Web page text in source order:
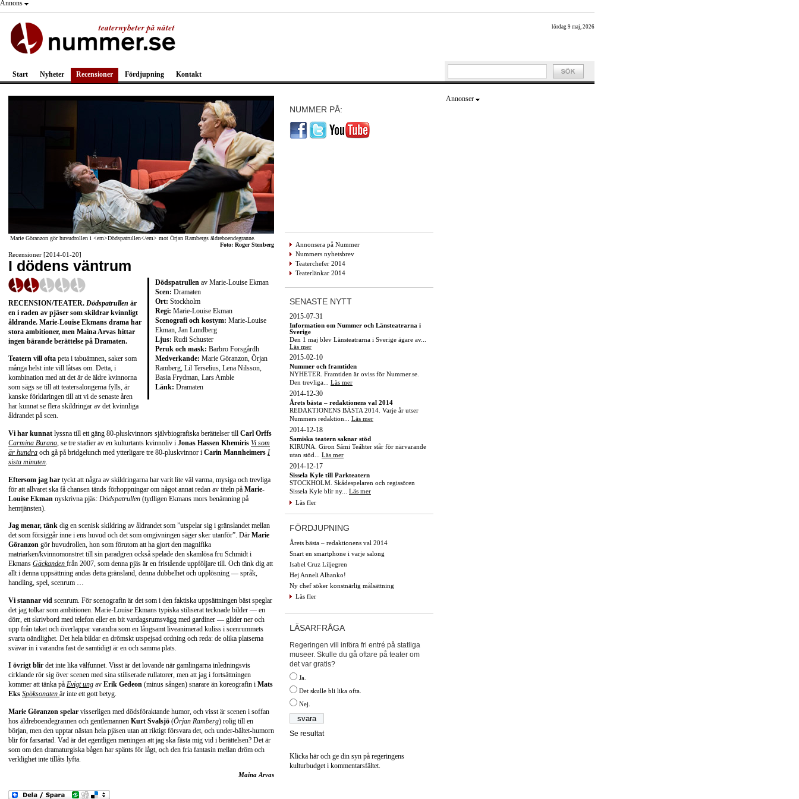
Annons
lördag 9 maj, 2026
Start Nyheter Recensioner Fördjupning Kontakt
Marie Göranzon gör huvudrollen i <em>Dödspatrullen</em> mot Örjan Rambergs äldreboendegranne.
Foto: Roger Stenberg
Recensioner [2014-01-20]
I dödens väntrum
Dödspatrullen av Marie-Louise Ekman
Scen: Dramaten
Ort: Stockholm
Regi: Marie-Louise Ekman
Scenografi och kostym: Marie-Louise
Ekman, Jan Lundberg
Ljus: Rudi Schuster
Peruk och mask: Barbro Forsgårdh
Medverkande: Marie Göranzon, Örjan
Ramberg, Lil Terselius, Lena Nilsson,
Basia Frydman, Lars Amble
Länk: Dramaten
RECENSION/TEATER. Dödspatrullen är
en i raden av pjäser som skildrar kvinnligt
åldrande. Marie-Louise Ekmans drama har
stora ambitioner, men Maina Arvas hittar
ingen bärande berättelse på Dramaten.
Teatern vill ofta peta i tabuämnen, saker som
många helst inte vill låtsas om. Detta, i
kombination med att det är de äldre kvinnorna
som sägs se till att teatersalongerna fylls, är
kanske förklaringen till att vi de senaste åren
har kunnat se flera skildringar av det kvinnliga
åldrandet på scen.
Vi har kunnat lyssna till ett gäng 80-pluskvinnors självbiografiska berättelser till Carl Orffs
Carmina Burana, se tre stadier av en kulturtants kvinnoliv i Jonas Hassen Khemiris Vi som
är hundra och gå på bridgelunch med ytterligare tre 80-pluskvinnor i Carin Mannheimers I
sista minuten.
Eftersom jag har tyckt att några av skildringarna har varit lite väl varma, mysiga och trevliga
för att allvaret ska få chansen tänds förhoppningar om något annat redan av titeln på Marie-
Louise Ekman nyskrivna pjäs: Dödspatrullen (tydligen Ekmans mors benämning på
hemtjänsten).
Jag menar, tänk dig en scenisk skildring av åldrandet som ”utspelar sig i gränslandet mellan
det som försiggår inne i ens huvud och det som omgivningen säger sker utanför”. Där Marie
Göranzon gör huvudrollen, hon som förutom att ha gjort den magnifika
matriarken/kvinnomonstret till sin paradgren också spelade den skamlösa fru Schmidt i
Ekmans Gäckanden från 2007, som denna pjäs är en fristående uppföljare till. Och tänk dig att
allt i denna uppsättning andas detta gränsland, denna dubbelhet och upplösning — språk,
handling, spel, scenrum …
Vi stannar vid scenrum. För scenografin är det som i den faktiska uppsättningen bäst speglar
det jag tolkar som ambitionen. Marie-Louise Ekmans typiska stiliserat tecknade bilder — en
dörr, ett skrivbord med telefon eller en bit vardagsrumsvägg med gardiner — glider ner och
upp från taket och överlappar varandra som en långsamt liveanimerad kuliss i scenrummets
svarta oändlighet. Det hela bildar en drömskt utspejsad ordning och reda: de olika platserna
svävar in i varandra fast de samtidigt är en och samma plats.
I övrigt blir det inte lika välfunnet. Visst är det lovande när gamlingarna inledningsvis
cirklande rör sig över scenen med sina stiliserade rullatorer, men att jag i fortsättningen
kommer att tänka på Evigt ung av Erik Gedeon (minus sången) snarare än koreografin i Mats
Eks Spöksonaten är inte ett gott betyg.
Marie Göranzon spelar visserligen med dödsföraktande humor, och visst är scenen i soffan
hos äldreboendegrannen och gentlemannen Kurt Svalsjö (Örjan Ramberg) rolig till en
början, men den upptar nästan hela pjäsen utan att riktigt försvara det, och under-bältet-humorn
blir för farsartad. Vad är det egentligen meningen att jag ska fästa mig vid i berättelsen? Det är
som om den dramaturgiska bågen har spänts för lågt, och den fria fantasin mellan dröm och
verklighet inte tillåts lyfta.
Maina Arvas
NUMMER PÅ:
Annonsera på Nummer
Nummers nyhetsbrev
Teaterchefer 2014
Teaterlänkar 2014
SENASTE NYTT
2015-07-31
Information om Nummer och Länsteatrarna i
Sverige
Den 1 maj blev Länsteatrarna i Sverige ägare av...
Läs mer
2015-02-10
Nummer och framtiden
NYHETER. Framtiden är oviss för Nummer.se.
Den trevliga... Läs mer
2014-12-30
Årets bästa – redaktionens val 2014
REDAKTIONENS BÄSTA 2014. Varje år utser
Nummers redaktion... Läs mer
2014-12-18
Samiska teatern saknar stöd
KIRUNA. Giron Sámi Teáhter står för närvarande
utan stöd... Läs mer
2014-12-17
Sissela Kyle till Parkteatern
STOCKHOLM. Skådespelaren och regissören
Sissela Kyle blir ny... Läs mer
Läs fler
FÖRDJUPNING
Årets bästa – redaktionens val 2014
Snart en smartphone i varje salong
Isabel Cruz Liljegren
Hej Anneli Alhanko!
Ny chef söker konstnärlig målsättning
Läs fler
LÄSARFRÅGA
Regeringen vill införa fri entré på statliga
museer. Skulle du gå oftare på teater om
det var gratis?
Ja.
Det skulle bli lika ofta.
Nej.
Se resultat
Klicka här och ge din syn på regeringens
kulturbudget i kommentarsfältet.
Annonser